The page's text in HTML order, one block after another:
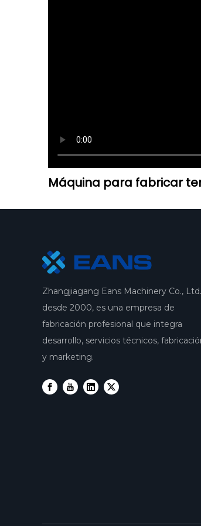
Máquina para fabricar
Zhangjiagang Eans Machinery Co., Ltd.
desde 2000, es una empresa de
fabricación profesional que integra
desarrollo, servicios técnicos,
y marketing.